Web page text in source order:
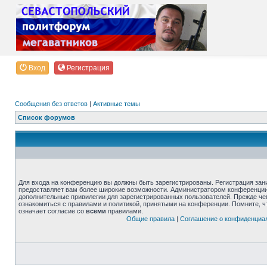
Вход Регистрация
Сообщения без ответов | Активные темы
Список форумов
Для входа на конференцию вы должны быть зарегистрированы. Регистрация
предоставляет вам более широкие возможности. Администратором
дополнительные привилегии для зарегистрированных пользователей. Прежде
ознакомиться с правилами и политикой, принятыми на конференции. Помните,
означает согласие со всеми правилами.
Общие правила| Соглашение о